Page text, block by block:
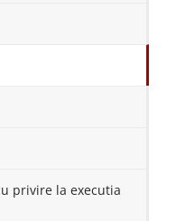
privire la executia